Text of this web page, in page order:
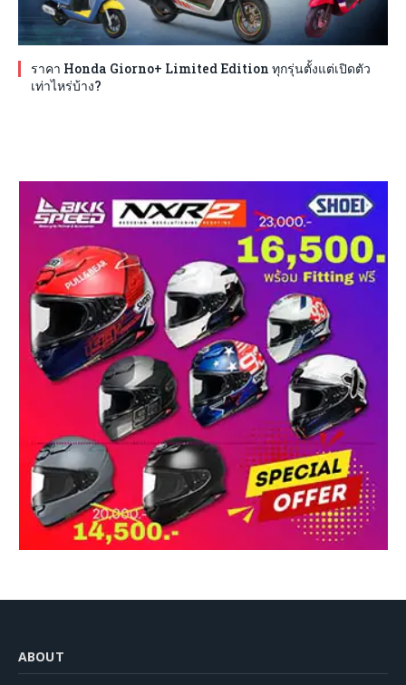
ราคา Honda Giorno+ Limited Edition ทุกรุ่นตั้งแต่เปิดตัว
เท่าไหร่บ้าง?
ABOUT